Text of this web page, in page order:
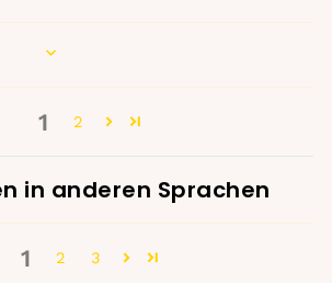
1 2
in anderen Sprachen
1 2 3